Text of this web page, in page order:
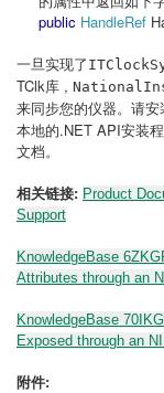
public HandleRef
一旦实现了
TClk库 ,
来同步您的仪器。请安
本地的.NET API安装
文档。
相关链接: Product
Support
KnowledgeBase
Attributes through an
KnowledgeBase
Exposed through an
附件: